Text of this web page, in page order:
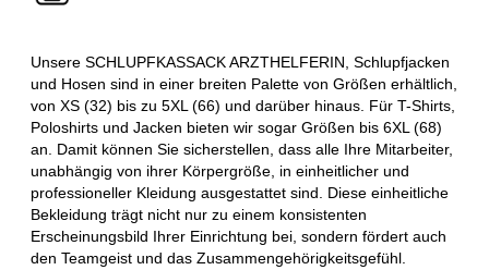
Unsere SCHLUPFKASSACK ARZTHELFERIN, Schlupfjacken
und Hosen sind in einer breiten Palette von Größen erhältlich,
von XS (32) bis zu 5XL (66) und darüber hinaus. Für T-Shirts,
Poloshirts und Jacken bieten wir sogar Größen bis 6XL (68)
an. Damit können Sie sicherstellen, dass alle Ihre Mitarbeiter,
unabhängig von ihrer Körpergröße, in einheitlicher und
professioneller Kleidung ausgestattet sind. Diese einheitliche
Bekleidung trägt nicht nur zu einem konsistenten
Erscheinungsbild Ihrer Einrichtung bei, sondern fördert auch
den Teamgeist und das Zusammengehörigkeitsgefühl.